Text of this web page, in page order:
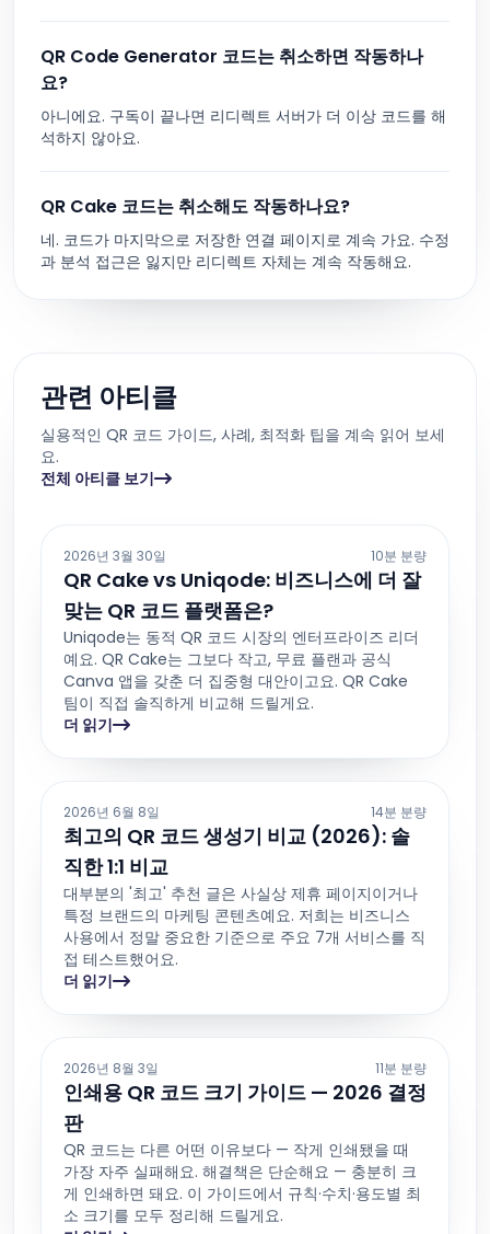
QR Code Generator 코드는 취소하면 작동하나
요?
아니에요. 구독이 끝나면 리디렉트 서버가 더 이상 코드를 해
석하지 않아요.
QR Cake 코드는 취소해도 작동하나요?
네. 코드가 마지막으로 저장한 연결 페이지로 계속 가요. 수정
과 분석 접근은 잃지만 리디렉트 자체는 계속 작동해요.
관련 아티클
실용적인 QR 코드 가이드, 사례, 최적화 팁을 계속 읽어 보세
요.
전체 아티클 보기
2026년 3월 30일 10분 분량
QR Cake vs Uniqode: 비즈니스에 더 잘
맞는 QR 코드 플랫폼은?
Uniqode는 동적 QR 코드 시장의 엔터프라이즈 리더
예요. QR Cake는 그보다 작고, 무료 플랜과 공식
Canva 앱을 갖춘 더 집중형 대안이고요. QR Cake
팀이 직접 솔직하게 비교해 드릴게요.
더 읽기
2026년 6월 8일 14분 분량
최고의 QR 코드 생성기 비교 (2026): 솔
직한 1:1 비교
대부분의 '최고' 추천 글은 사실상 제휴 페이지이거나
특정 브랜드의 마케팅 콘텐츠예요. 저희는 비즈니스
사용에서 정말 중요한 기준으로 주요 7개 서비스를 직
접 테스트했어요.
더 읽기
2026년 8월 3일 11분 분량
인쇄용 QR 코드 크기 가이드 — 2026 결정
판
QR 코드는 다른 어떤 이유보다 — 작게 인쇄됐을 때
가장 자주 실패해요. 해결책은 단순해요 — 충분히 크
게 인쇄하면 돼요. 이 가이드에서 규칙·수치·용도별 최
소 크기를 모두 정리해 드릴게요.